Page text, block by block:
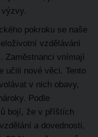
pokroku se naše
vzdělávání
Zaměstnanci vnímají
učili nové věci. Tento
v nich obavy,
Podle
bojí, že v příštích
a dovednosti,